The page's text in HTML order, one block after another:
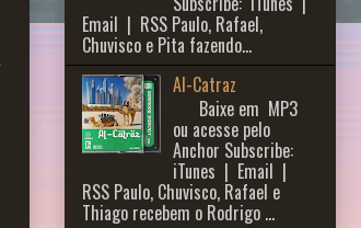
Email | RSS Paulo, Rafael,
Chuvisco e Pita fazendo...
Al-Catraz
Baixe em MP3
ou acesse pelo
Anchor Subscribe:
iTunes | Email |
RSS Paulo, Chuvisco, Rafael e
Thiago recebem o Rodrigo ...